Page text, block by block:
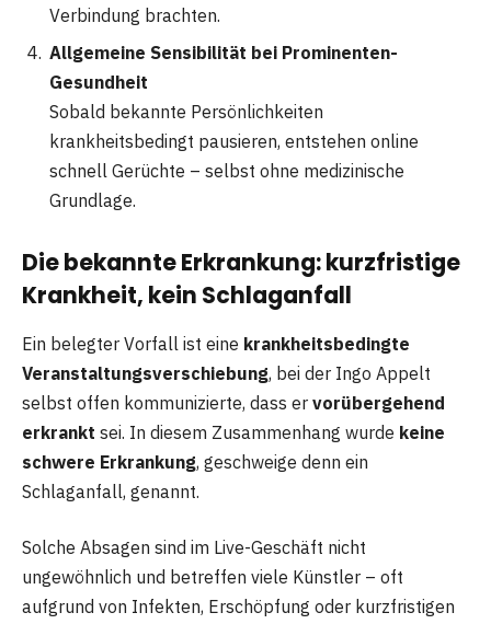
Verbindung brachten.
Allgemeine Sensibilität bei Prominenten-
Gesundheit
Sobald bekannte Persönlichkeiten
krankheitsbedingt pausieren, entstehen online
schnell Gerüchte – selbst ohne medizinische
Grundlage.
Die bekannte Erkrankung: kurzfristige
Krankheit, kein Schlaganfall
Ein belegter Vorfall ist eine krankheitsbedingte
Veranstaltungsverschiebung, bei der Ingo Appelt
selbst offen kommunizierte, dass er vorübergehend
erkrankt sei. In diesem Zusammenhang wurde keine
schwere Erkrankung, geschweige denn ein
Schlaganfall, genannt.
Solche Absagen sind im Live-Geschäft nicht
ungewöhnlich und betreffen viele Künstler – oft
aufgrund von Infekten, Erschöpfung oder kurzfristigen